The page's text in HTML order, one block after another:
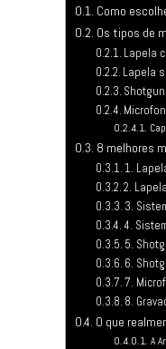
Como
Os tipos de
Lapela
Lapela
8 melhores
1.
2.
3.
4.
5.
6.
7.
8.
O que
A